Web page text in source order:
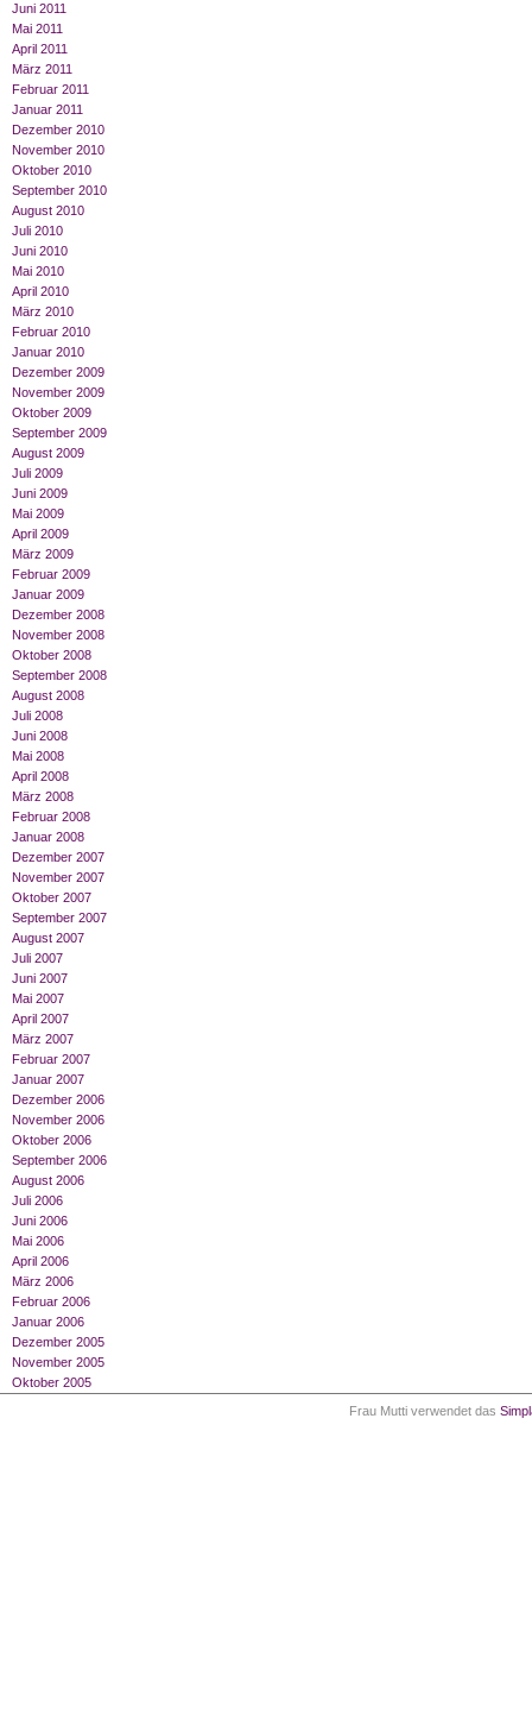
Juni 2011
Mai 2011
April 2011
März 2011
Februar 2011
Januar 2011
Dezember 2010
November 2010
Oktober 2010
September 2010
August 2010
Juli 2010
Juni 2010
Mai 2010
April 2010
März 2010
Februar 2010
Januar 2010
Dezember 2009
November 2009
Oktober 2009
September 2009
August 2009
Juli 2009
Juni 2009
Mai 2009
April 2009
März 2009
Februar 2009
Januar 2009
Dezember 2008
November 2008
Oktober 2008
September 2008
August 2008
Juli 2008
Juni 2008
Mai 2008
April 2008
März 2008
Februar 2008
Januar 2008
Dezember 2007
November 2007
Oktober 2007
September 2007
August 2007
Juli 2007
Juni 2007
Mai 2007
April 2007
März 2007
Februar 2007
Januar 2007
Dezember 2006
November 2006
Oktober 2006
September 2006
August 2006
Juli 2006
Juni 2006
Mai 2006
April 2006
März 2006
Februar 2006
Januar 2006
Dezember 2005
November 2005
Oktober 2005
Frau Mutti verwendet das